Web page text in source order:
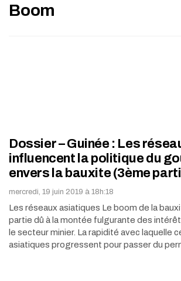
Boom
Dossier – Guinée : Les
influencent la politique du
envers la bauxite (3ème
mercredi, 19 juin 2019 à 18h:18
Les réseaux asiatiques Le boom de la
partie dû à la montée fulgurante des
le secteur minier. La rapidité avec laquelle
asiatiques progressent pour passer du